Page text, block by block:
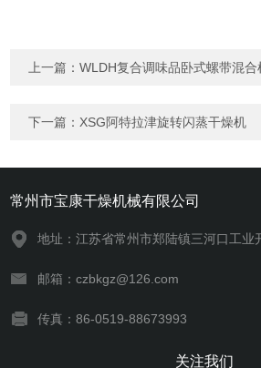
上一篇：WLDH复合调味品卧式螺带混合
下一篇： XSG阿特拉津旋转闪蒸干燥机
常州市宝康干燥机械有限公司
地址：江苏省常州市郑陆镇三河口工业
邮箱：czbkgz@126.com
传真：86-0519-88673993
关注我们